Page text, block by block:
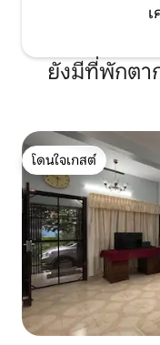
ยังมีที่พักตา
โดนใจเกสต์
โดนใจเกสต์